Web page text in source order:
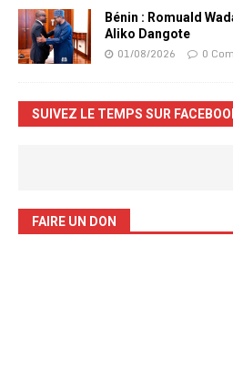
Bénin : Romuald
Aliko Dangote
01/08/2026 0
SUIVEZ LE TEMPS SUR
FAIRE UN DON